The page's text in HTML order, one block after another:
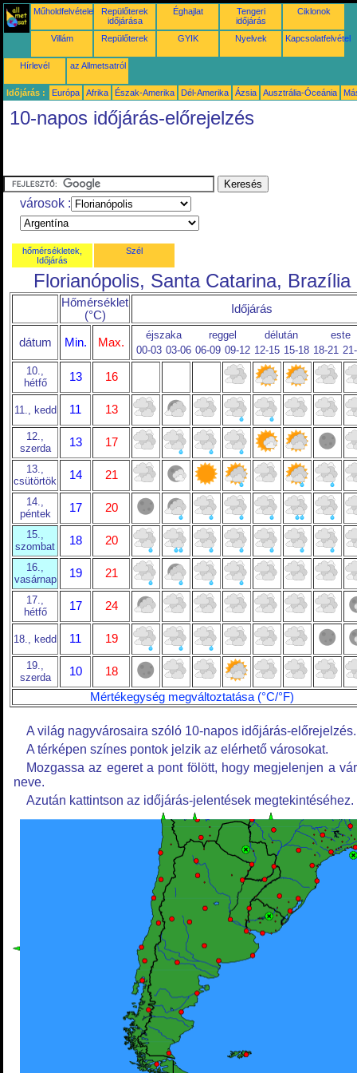
Műholdfelvételek
Repülőterek
időjárása
Éghajlat
Tengeri
időjárás
Ciklonok
Villám Repülőterek GYIK Nyelvek Kapcsolatfelvétel
Hírlevél az Allmetsatról
Időjárás : Európa Afrika Észak-Amerika Dél-Amerika Ázsia Ausztrália-Óceánia
10-napos időjárás-előrejelzés
városok :
hőmérsékletek,
Időjárás
Szél
Florianópolis, Santa Catarina, Brazília
Hőmérséklet
(°C)
Időjárás
dátum Min. Max.
éjszaka reggel délután
este
00-03 03-06 06-09 09-12 12-15 15-18 18-21
10.,
hétfő
13 16
11., kedd 11 13
12.,
szerda
13 17
13.,
csütörtök
14 21
14.,
péntek
17 20
15.,
szombat
18 20
16.,
vasárnap
19 21
17.,
hétfő
17 24
18., kedd 11 19
19.,
szerda
10
18
Mértékegység megváltoztatása (°C/°F)
A világ nagyvárosaira szóló 10-napos időjárás-előrejelzés.
A térképen színes pontok jelzik az elérhető városokat.
Mozgassa az egeret a pont fölött, hogy megjelenjen a
neve.
Azután kattintson az időjárás-jelentések megtekintéséhez.